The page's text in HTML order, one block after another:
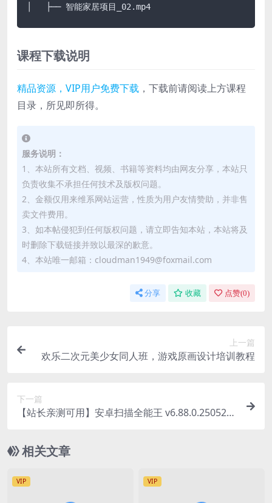
│   ├── 智能家居项目_02.mp4
课程下载说明
精品资源，VIP用户免费下载 ，下载前请阅读上方课程
目录，所见即所得。
服务说明：
1、本站所有文档、视频、书籍等资料均由网友分享，本站只
负责收集不承担任何技术及版权问题。
2、金额仅用来维系网站运营，性质为用户友情赞助，并非售
卖文件费用。
3、如本帖侵犯到任何版权问题，请立即告知本站，本站将及
时删除下载链接并致以最深的歉意。
4、本站唯一邮箱：cloudman1949@foxmail.com
分享 收藏 点赞(0)
上一篇
欢乐二次元美少女同人班，游戏原画设计培训教程
下一篇
【站长亲测可用】安卓扫描全能王 v6.88.0.250521
相关文章
VIP VIP